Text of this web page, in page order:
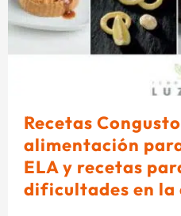
Recetas
alimentación
ELA y recetas
dificultades en la